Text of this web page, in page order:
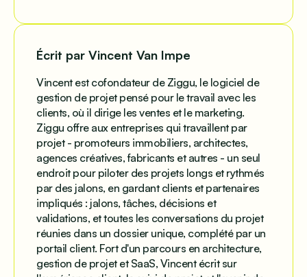
Écrit par Vincent Van Impe
Vincent est cofondateur de Ziggu, le logiciel de
gestion de projet pensé pour le travail avec les
clients, où il dirige les ventes et le marketing.
Ziggu offre aux entreprises qui travaillent par
projet - promoteurs immobiliers, architectes,
agences créatives, fabricants et autres - un seul
endroit pour piloter des projets longs et rythmés
par des jalons, en gardant clients et partenaires
impliqués : jalons, tâches, décisions et
validations, et toutes les conversations du projet
réunies dans un dossier unique, complété par un
portail client. Fort d'un parcours en architecture,
gestion de projet et SaaS, Vincent écrit sur